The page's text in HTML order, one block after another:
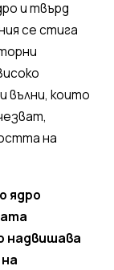
​​и твърд
се стига
вълни, които
на
ядро
надвишава